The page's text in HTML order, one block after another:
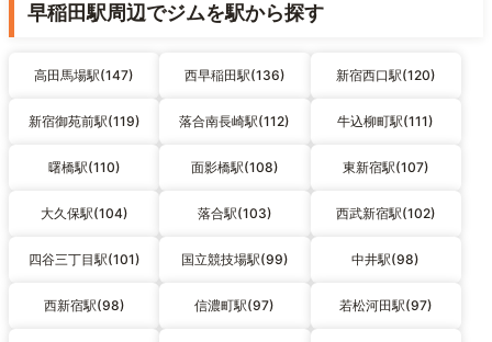
早稲田駅周辺でジムを駅から探す
高田馬場駅(147) 西早稲田駅(136) 新宿西口駅(120)
新宿御苑前駅(119) 落合南長崎駅(112) 牛込柳町駅(111)
曙橋駅(110) 面影橋駅(108) 東新宿駅(107)
大久保駅(104) 落合駅(103) 西武新宿駅(102)
四谷三丁目駅(101) 国立競技場駅(99) 中井駅(98)
西新宿駅(98) 信濃町駅(97) 若松河田駅(97)